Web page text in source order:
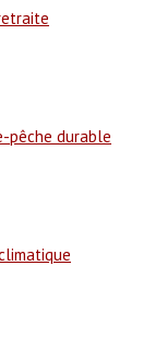
pêche durable